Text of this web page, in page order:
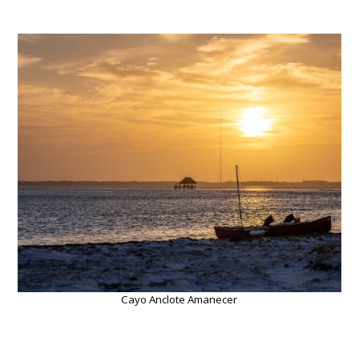
Cayo Anclote Amanecer